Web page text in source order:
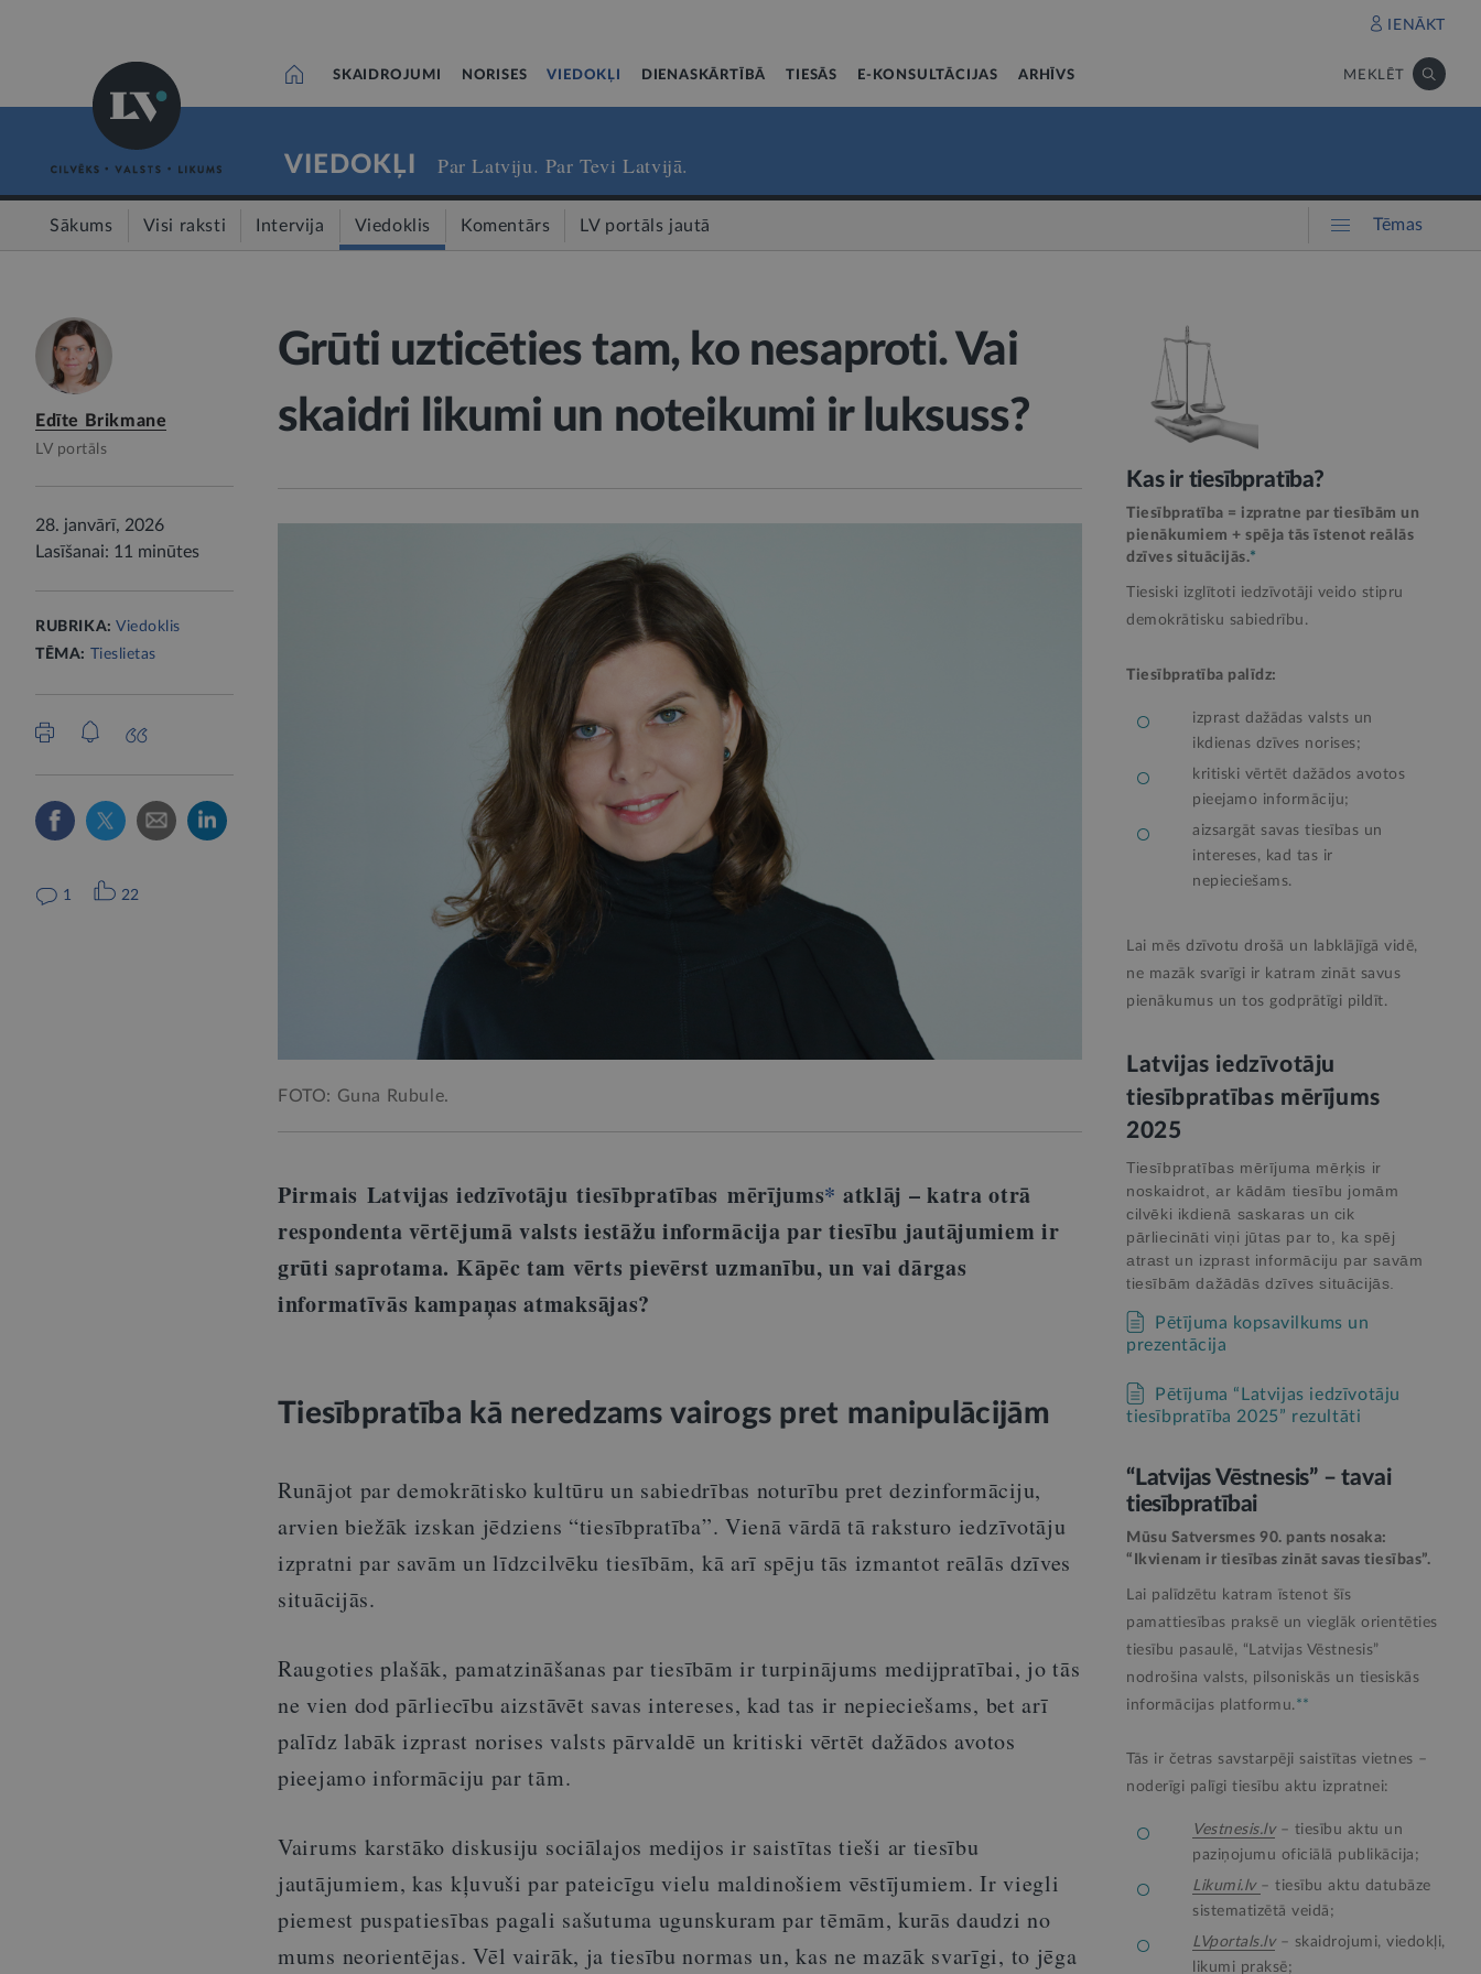
IENĀKT
SKAIDROJUMI NORISES VIEDOKĻI DIENASKĀRTĪBĀ TIESĀS E-KONSULTĀCIJAS ARHĪVS MEKLĒT
VIEDOKĻI Par Latviju. Par Tevi Latvijā.
Sākums Visi raksti Intervija Viedoklis Komentārs LV portāls jautā Tēmas
Edīte Brikmane
LV portāls
28. janvārī, 2026
Lasīšanai: 11 minūtes
RUBRIKA:Viedoklis
TĒMA:
Tieslietas
1 22
Grūti uzticēties tam, ko nesaproti. Vai
skaidri likumi un noteikumi ir luksuss?
FOTO: Guna Rubule.
Pirmais Latvijas iedzīvotāju tiesībpratības mērījums* atklāj – katra otrā
respondenta vērtējumā valsts iestāžu informācija par tiesību jautājumiem ir
grūti saprotama. Kāpēc tam vērts pievērst uzmanību, un vai dārgas
informatīvās kampaņas atmaksājas?
Tiesībpratība kā neredzams vairogs pret manipulācijām
Runājot par demokrātisko kultūru un sabiedrības noturību pret dezinformāciju,
arvien biežāk izskan jēdziens “tiesībpratība”. Vienā vārdā tā raksturo iedzīvotāju
izpratni par savām un līdzcilvēku tiesībām, kā arī spēju tās izmantot reālās dzīves
situācijās.
Raugoties plašāk, pamatzināšanas par tiesībām ir turpinājums medijpratībai, jo tās
ne vien dod pārliecību aizstāvēt savas intereses, kad tas ir nepieciešams, bet arī
palīdz labāk izprast norises valsts pārvaldē un kritiski vērtēt dažādos avotos
pieejamo informāciju par tām.
Vairums karstāko diskusiju sociālajos medijos ir saistītas tieši ar tiesību
jautājumiem, kas kļuvuši par pateicīgu vielu maldinošiem vēstījumiem. Ir viegli
piemest puspatiesības pagali sašutuma ugunskuram par tēmām, kurās daudzi no
mums neorientējas. Vēl vairāk, ja tiesību normas un, kas ne mazāk svarīgi, to jēga
Kas ir tiesībpratība?
Tiesībpratība = izpratne par tiesībām un
pienākumiem + spēja tās īstenot reālās
dzīves situācijās.*
Tiesiski izglītoti iedzīvotāji veido stipru
demokrātisku sabiedrību.
Tiesībpratība palīdz:
izprast dažādas valsts un
ikdienas dzīves norises;
kritiski vērtēt dažādos avotos
pieejamo informāciju;
aizsargāt savas tiesības un
intereses, kad tas ir
nepieciešams.
Lai mēs dzīvotu drošā un labklājīgā vidē,
ne mazāk svarīgi ir katram zināt savus
pienākumus un tos godprātīgi pildīt.
Latvijas iedzīvotāju
tiesībpratības mērījums
2025
Tiesībpratības mērījuma mērķis ir
noskaidrot, ar kādām tiesību jomām
cilvēki ikdienā saskaras un cik
pārliecināti viņi jūtas par to, ka spēj
atrast un izprast informāciju par savām
tiesībām dažādās dzīves situācijās.
Pētījuma kopsavilkums un
prezentācija
Pētījuma “Latvijas iedzīvotāju
tiesībpratība 2025” rezultāti
“Latvijas Vēstnesis” – tavai
tiesībpratībai
Mūsu Satversmes 90. pants nosaka:
“Ikvienam ir tiesības zināt savas tiesības”.
Lai palīdzētu katram īstenot šīs
pamattiesības praksē un vieglāk orientēties
tiesību pasaulē, “Latvijas Vēstnesis”
nodrošina valsts, pilsoniskās un tiesiskās
informācijas platformu.**
Tās ir četras savstarpēji saistītas vietnes –
noderīgi palīgi tiesību aktu izpratnei:
Vestnesis.lv– tiesību aktu un
paziņojumu oficiālā publikācija;
Likumi.lv – tiesību aktu datubāze
sistematizētā veidā;
LVportals.lv– skaidrojumi, viedokļi,
likumi praksē;